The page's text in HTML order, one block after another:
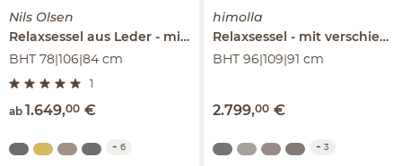
Nils Olsen
Relaxsessel aus Leder mit verschiedenen Funktionen
Lia
BHT 78|106|84 cm
ab 1.649,00 €
+ 6
himolla
Relaxsessel
mit verschiedenen Funktionen
BHT 96|109|91 cm
2.799,00 €
+ 3